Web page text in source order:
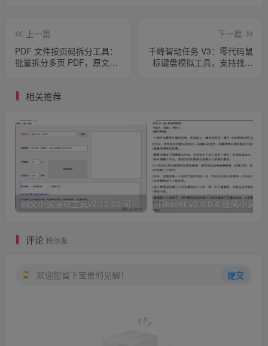
上一篇
PDF 文件按页码拆分工具：
批量拆分多页 PDF，原文件
下一篇
千峰智动任务 V3：零代码鼠
标键盘模拟工具，支持找图
相关推荐
评论 抢沙发
欢迎您留下宝贵的见解！ 提交